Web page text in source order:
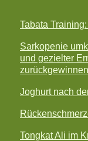
Tabata
Sarkopenie
und gezielter
zurückgewinnen
Joghurt nach
Tongkat Ali im